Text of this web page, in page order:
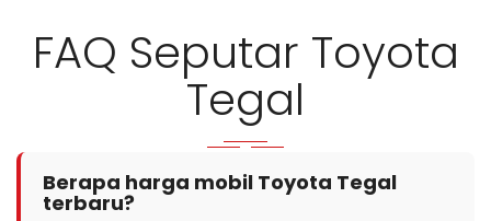
FAQ Seputar Toyota
Tegal
Berapa harga mobil Toyota Tegal
terbaru?